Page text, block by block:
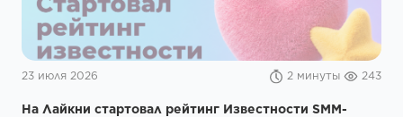
23 июля 2026 2 минуты 243
На Лайкни стартовал рейтинг Известности SMM-